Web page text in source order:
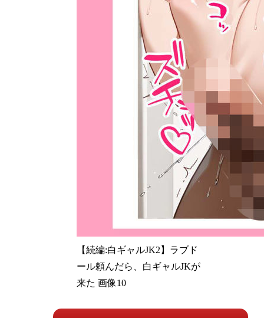
【続編:白ギャルJK2】ラブド
ール頼んだら、白ギャルJKが
来た 画像10